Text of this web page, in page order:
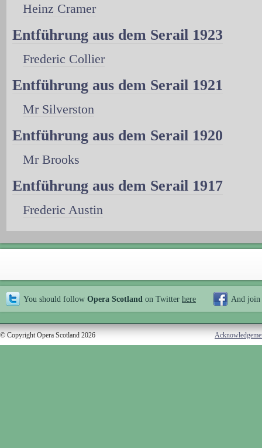
Heinz Cramer
Entführung aus dem Serail 1923
Frederic Collier
Entführung aus dem Serail 1921
Mr Silverston
Entführung aus dem Serail 1920
Mr Brooks
Entführung aus dem Serail 1917
Frederic Austin
You should follow Opera Scotland on Twitter here And join
© Copyright Opera Scotland 2026